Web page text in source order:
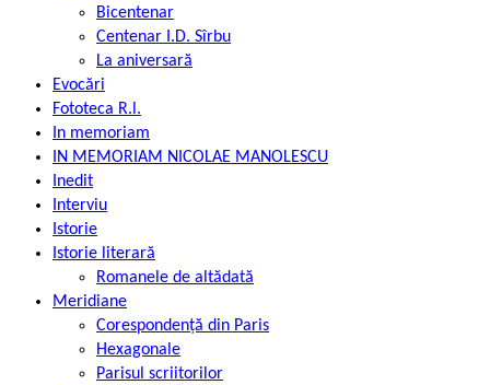
Bicentenar
Centenar I.D. Sîrbu
La aniversară
Evocări
Fototeca R.l.
In memoriam
IN MEMORIAM NICOLAE MANOLESCU
Inedit
Interviu
Istorie
Istorie literară
Romanele de altădată
Meridiane
Corespondență din Paris
Hexagonale
Parisul scriitorilor